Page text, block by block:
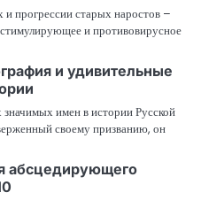
прогрессии старых наростов –
и противовирусное
и удивительные
имен в истории Русской
своему призванию, он
абсцедирующего